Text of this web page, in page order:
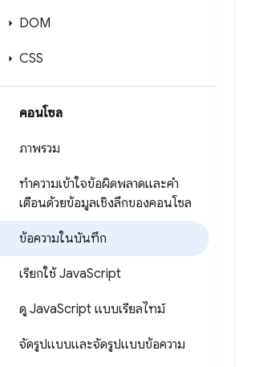
DOM
CSS
คอนโซล
ภาพรวม
ทําความเข้าใจข้อผิดพลาดและคํา
เตือนด้วยข้อมูลเชิงลึกของคอนโซล
ข้อความในบันทึก
เรียกใช้ JavaScript
ดู JavaScript แบบเรียลไทม์
จัดรูปแบบและจัดรูปแบบข้อความ